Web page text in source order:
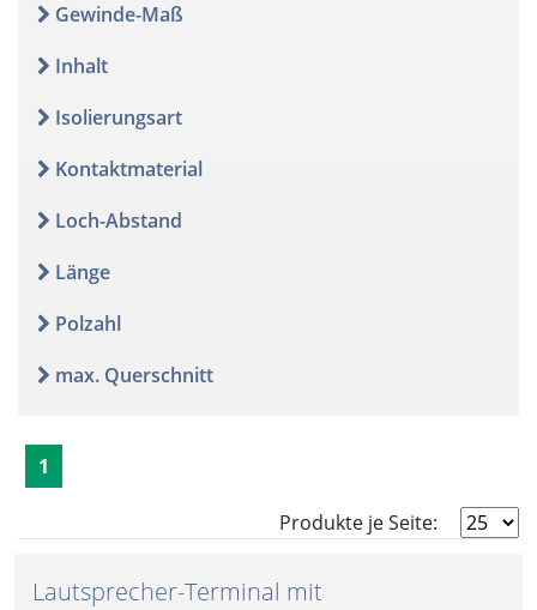
Gewinde-Maß
Inhalt
Isolierungsart
Kontaktmaterial
Loch-Abstand
Länge
Polzahl
max. Querschnitt
1
Produkte je Seite:
Lautsprecher-Terminal mit